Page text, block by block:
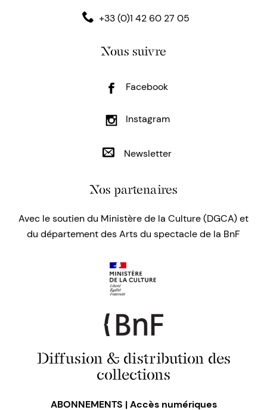
+33 (0)1 42 60 27 05
Nous suivre
Facebook
Instagram
Newsletter
Nos partenaires
Avec le soutien du Ministère de la Culture (DGCA) et
du département des Arts du spectacle de la BnF
Diffusion & distribution des
collections
ABONNEMENTS | Accès numériques